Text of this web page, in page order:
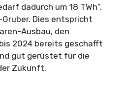
dadurch um 18 TWh“,
Dies entspricht
Ausbau, den
2024 bereits geschafft
gut gerüstet für die
Zukunft.